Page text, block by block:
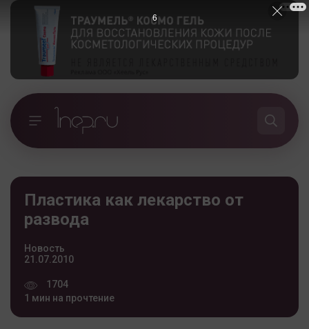
Пластика как лекарство от
развода
Новость
21.07.2010
1704
1 мин на прочтение
5